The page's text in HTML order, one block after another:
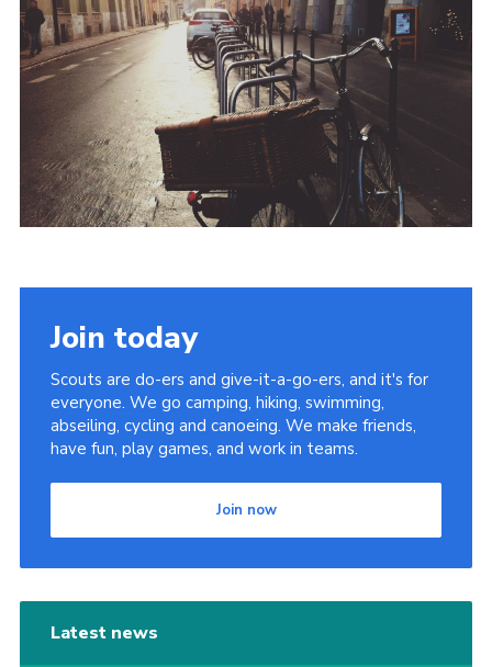
Join today
Scouts are do-ers and give-it-a-go-ers, and it's for
everyone. We go camping, hiking, swimming,
abseiling, cycling and canoeing. We make friends,
have fun, play games, and work in teams.
Join now
Latest news